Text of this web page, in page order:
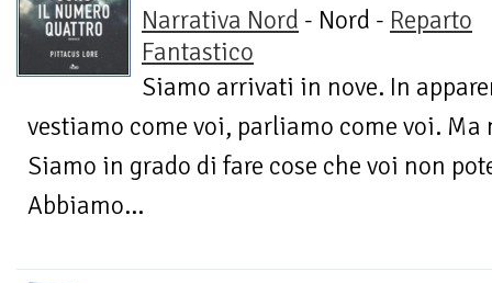
Narrativa Nord - Nord - Reparto
Fantastico
Siamo arrivati in nove. In
vestiamo come voi, parliamo come voi.
Siamo in grado di fare cose che voi non
Abbiamo...